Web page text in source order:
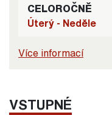
CELOROČNĚ
Úterý - Neděle
Více informací
VSTUPNÉ